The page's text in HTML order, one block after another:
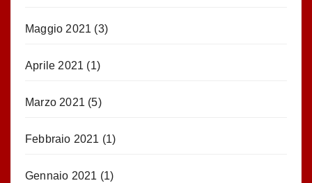
Maggio 2021 (3)
Aprile 2021 (1)
Marzo 2021 (5)
Febbraio 2021 (1)
Gennaio 2021 (1)